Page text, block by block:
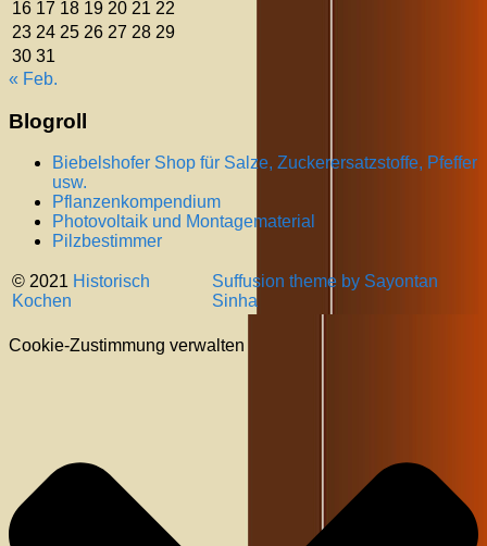
16 17 18 19 20 21 22
23 24 25 26 27 28 29
30 31
« Feb.
Blogroll
Biebelshofer Shop für Salze, Zuckerersatzstoffe, Pfeffer
usw.
Pflanzenkompendium
Photovoltaik und Montagematerial
Pilzbestimmer
© 2021 Historisch
Kochen
Suffusion theme by Sayontan
Sinha
Cookie-Zustimmung verwalten